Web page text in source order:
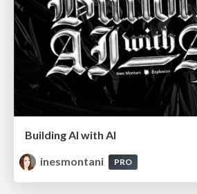
Building AI with AI
inesmontani
PRO